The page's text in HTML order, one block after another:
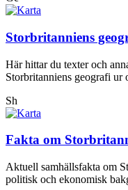
Storbritanniens
Här hittar du texter och
Storbritanniens geografi ur
Sh
Fakta om
Aktuell samhällsfakta om
politisk och ekonomisk